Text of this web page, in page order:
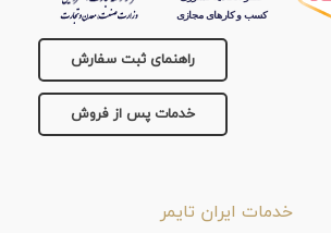
راهنمای ثبت سفارش
خدمات پس از فروش
خدمات ایران تایمر